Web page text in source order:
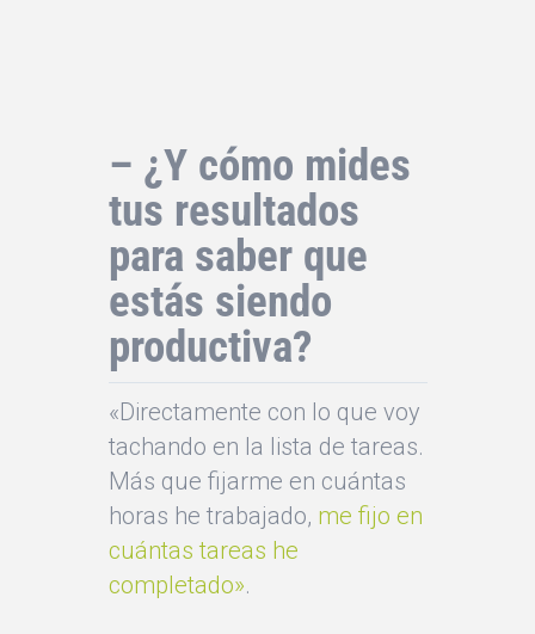
– ¿Y cómo mides
tus resultados
para saber que
estás siendo
productiva?
«Directamente con lo que voy
tachando en la lista de tareas.
Más que fijarme en cuántas
horas he trabajado, me fijo en
cuántas tareas he
completado».